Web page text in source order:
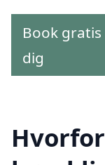
Book
dig